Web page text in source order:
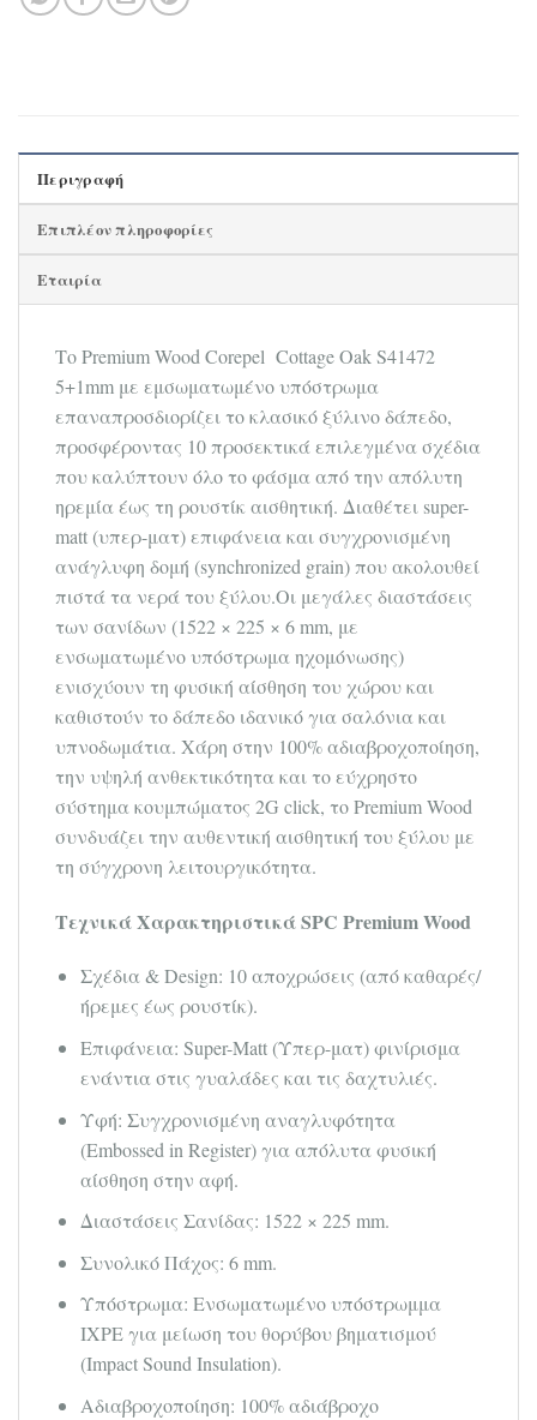
Περιγραφή
Επιπλέον πληροφορίες
Εταιρία
Το Premium Wood Corepel Cottage Oak S41472
5+1mm με εμσωματωμένο υπόστρωμα
επαναπροσδιορίζει το κλασικό ξύλινο δάπεδο,
προσφέροντας 10 προσεκτικά επιλεγμένα σχέδια
που καλύπτουν όλο το φάσμα από την απόλυτη
ηρεμία έως τη ρουστίκ αισθητική. Διαθέτει super-
matt (υπερ-ματ) επιφάνεια και συγχρονισμένη
ανάγλυφη δομή (synchronized grain) που ακολουθεί
πιστά τα νερά του ξύλου.Οι μεγάλες διαστάσεις
των σανίδων (1522 × 225 × 6 mm, με
ενσωματωμένο υπόστρωμα ηχομόνωσης)
ενισχύουν τη φυσική αίσθηση του χώρου και
καθιστούν το δάπεδο ιδανικό για σαλόνια και
υπνοδωμάτια. Χάρη στην 100% αδιαβροχοποίηση,
την υψηλή ανθεκτικότητα και το εύχρηστο
σύστημα κουμπώματος 2G click, το Premium Wood
συνδυάζει την αυθεντική αισθητική του ξύλου με
τη σύγχρονη λειτουργικότητα.
Τεχνικά Χαρακτηριστικά SPC Premium Wood
Σχέδια & Design: 10 αποχρώσεις (από καθαρές/
ήρεμες έως ρουστίκ).
Επιφάνεια: Super-Matt (Υπερ-ματ) φινίρισμα
ενάντια στις γυαλάδες και τις δαχτυλιές.
Υφή: Συγχρονισμένη αναγλυφότητα
(Embossed in Register) για απόλυτα φυσική
αίσθηση στην αφή.
Διαστάσεις Σανίδας: 1522 × 225 mm.
Συνολικό Πάχος: 6 mm.
Υπόστρωμα: Ενσωματωμένο υπόστρωμμα
IXPE για μείωση του θορύβου βηματισμού
(Impact Sound Insulation).
Αδιαβροχοποίηση: 100% αδιάβροχο